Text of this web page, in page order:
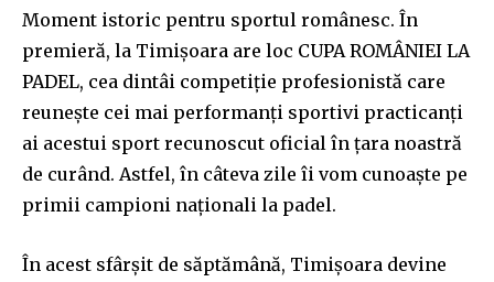
Moment istoric pentru sportul românesc. În
premieră, la Timișoara are loc CUPA ROMÂNIEI LA
PADEL, cea dintâi competiție profesionistă care
reunește cei mai performanți sportivi practicanți
ai acestui sport recunoscut oficial în țara noastră
de curând. Astfel, în câteva zile îi vom cunoaște pe
primii campioni naționali la padel.
În acest sfârșit de săptămână, Timișoara devine